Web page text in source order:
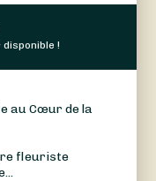
!
au Cœur de la
fleuriste